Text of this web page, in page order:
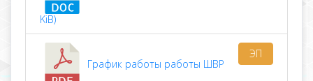
KiB)
График работы работы ШВР
ЭП